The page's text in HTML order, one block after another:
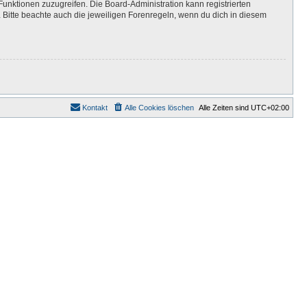
zuzugreifen. Die Board-Administration kann registrierten
beachte auch die jeweiligen Forenregeln, wenn du dich in diesem
Alle Zeiten sind UTC+02:00
Alle Cookies löschen
Kontakt